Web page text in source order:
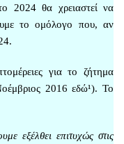
2024 θα χρειαστεί να
το ομόλογο που, αν
για το ζήτημα
2016εδώ¹). Το
εξέλθει επιτυχώς στις